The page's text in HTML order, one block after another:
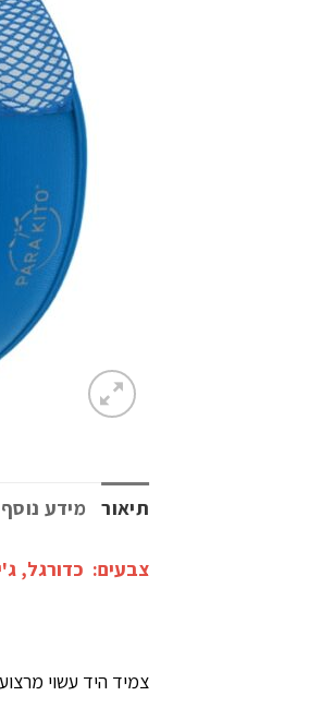
תיאור מידע נוסף
צבעים: כדורגל,
צמיד היד עשוי